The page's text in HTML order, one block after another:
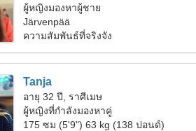
ผู้หญิงมองหาผู้ชาย
Järvenpää
ความสัมพันธ์ที่จริงจัง
Tanja
อายุ 32 ปี, ราศีเมษ
ผู้หญิงที่กำลังมองหาคู่
175 ซม (5'9") 63 kg (138 ปอนด์)